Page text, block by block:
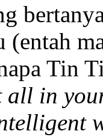
(entah
Tin
all in